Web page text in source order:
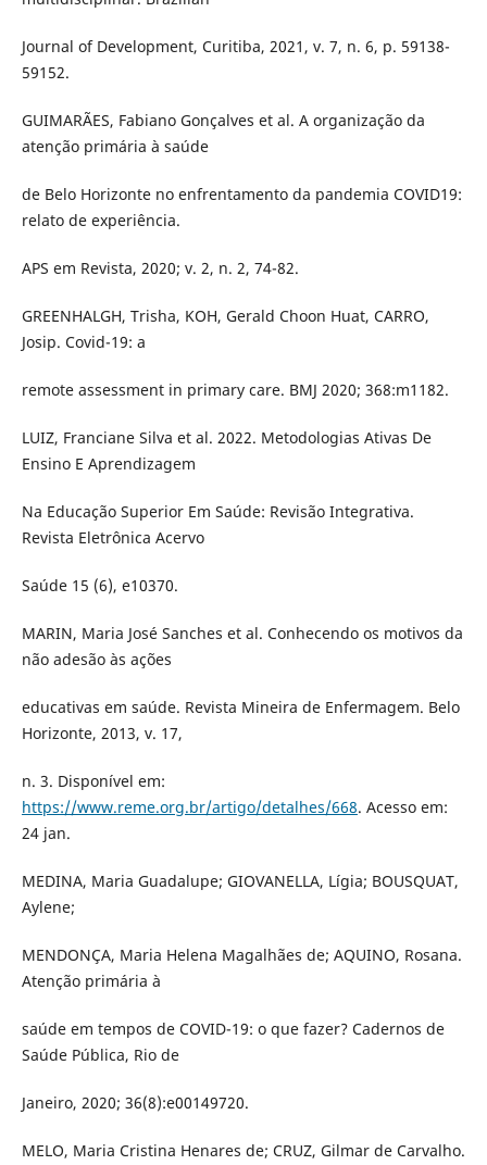
Journal of Development, Curitiba, 2021, v. 7, n. 6, p. 59138-
59152.
GUIMARÃES, Fabiano Gonçalves et al. A organização da
atenção primária à saúde
de Belo Horizonte no enfrentamento da pandemia COVID19:
relato de experiência.
APS em Revista, 2020; v. 2, n. 2, 74-82.
GREENHALGH, Trisha, KOH, Gerald Choon Huat, CARRO,
Josip. Covid-19: a
remote assessment in primary care. BMJ 2020; 368:m1182.
LUIZ, Franciane Silva et al. 2022. Metodologias Ativas De
Ensino E Aprendizagem
Na Educação Superior Em Saúde: Revisão Integrativa.
Revista Eletrônica Acervo
Saúde 15 (6), e10370.
MARIN, Maria José Sanches et al. Conhecendo os motivos da
não adesão às ações
educativas em saúde. Revista Mineira de Enfermagem. Belo
Horizonte, 2013, v. 17,
n. 3. Disponível em:
https://www.reme.org.br/artigo/detalhes/668. Acesso em:
24 jan.
MEDINA, Maria Guadalupe; GIOVANELLA, Lígia; BOUSQUAT,
Aylene;
MENDONÇA, Maria Helena Magalhães de; AQUINO, Rosana.
Atenção primária à
saúde em tempos de COVID-19: o que fazer? Cadernos de
Saúde Pública, Rio de
Janeiro, 2020; 36(8):e00149720.
MELO, Maria Cristina Henares de; CRUZ, Gilmar de Carvalho.